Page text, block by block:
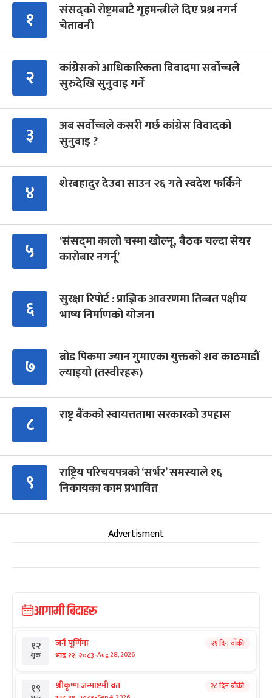
१
संसद्को रोष्ट्रमबाटै गृहमन्त्रीले दिए प्रश्न नगर्न
चेतावनी
२
कांग्रेसको आधिकारिकता विवादमा सर्वोच्चले
सुरुदेखि सुनुवाइ गर्ने
३
अब सर्वोच्चले कसरी गर्छ कांग्रेस विवादको
सुनुवाइ ?
४ शेरबहादुर देउवा साउन २६ गते स्वदेश फर्किने
५
‘संसद्‍मा कालो चस्मा खोल्नू, बैठक चल्दा सेयर
कारोबार नगर्नू’
६
सुरक्षा रिपोर्ट : प्राज्ञिक आवरणमा तिब्बत पक्षीय
भाष्य निर्माणको योजना
७
ब्रोड पिकमा ज्यान गुमाएका युक्तको शव काठमाडौं
ल्याइयो (तस्वीरहरू)
८ राष्ट्र बैंकको स्वायत्ततामा सरकारको उपहास
९
राष्ट्रिय परिचयपत्रको ‘सर्भर’ समस्याले १६
निकायका काम प्रभावित
Advertisment
आगामी बिदाहरु
१२
शुक्र
जनै पूर्णिमा
भाद्र १२, २०८३-Aug 28, 2026
२१ दिन बाँकी
१९ श्रीकृष्ण जन्माष्टमी व्रत २८ दिन बाँकी